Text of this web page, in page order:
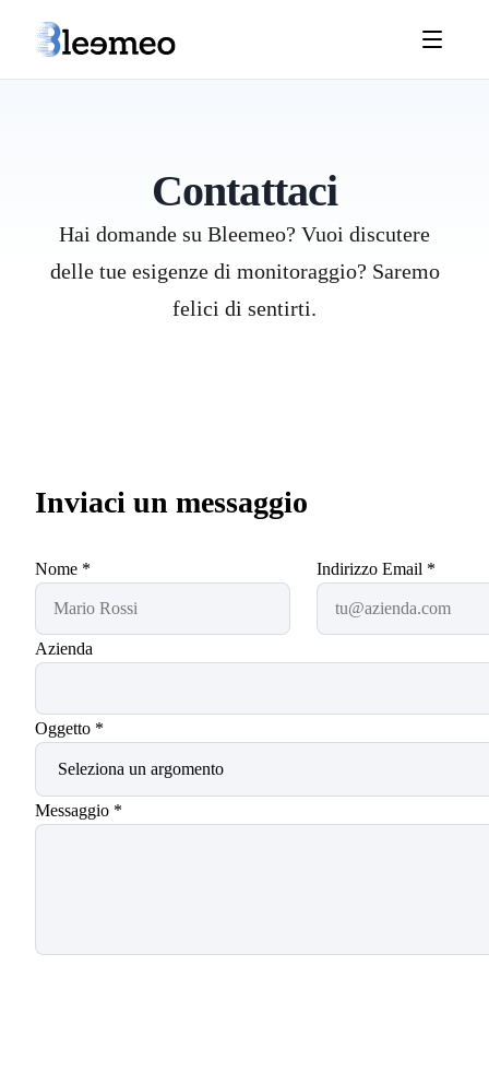
Contattaci
Hai domande su Bleemeo? Vuoi discutere
delle tue esigenze di monitoraggio? Saremo
felici di sentirti.
Inviaci un messaggio
Nome * Indirizzo Email *
Azienda
Oggetto *
Messaggio *